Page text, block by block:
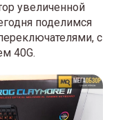
увеличенной
поделимся
с
40G.